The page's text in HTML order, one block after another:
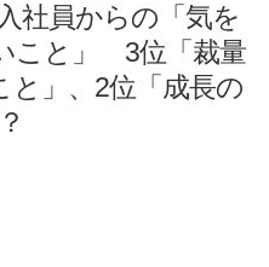
社員からの「気を
こと」 3位「裁量
」、2位「成長の